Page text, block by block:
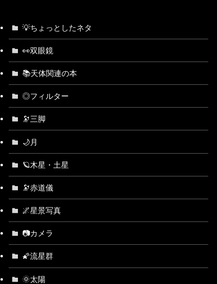
💡ちょっとしたネタ
👀双眼鏡
📚天体関連の本
◎フィルター
🔭三脚
🌙月
🪐木星・土星
🔭赤道儀
🌌星景写真
📷カメラ
🌠流星群
🌞太陽